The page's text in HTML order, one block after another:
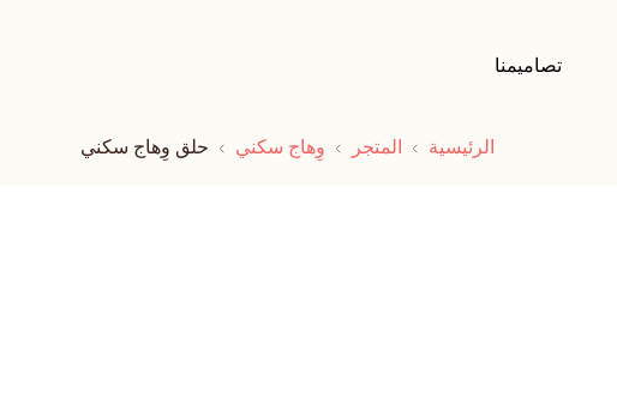
تصاميمنا
الرئيسية المتجر وِهاج سكني حلق وِهاج سكني